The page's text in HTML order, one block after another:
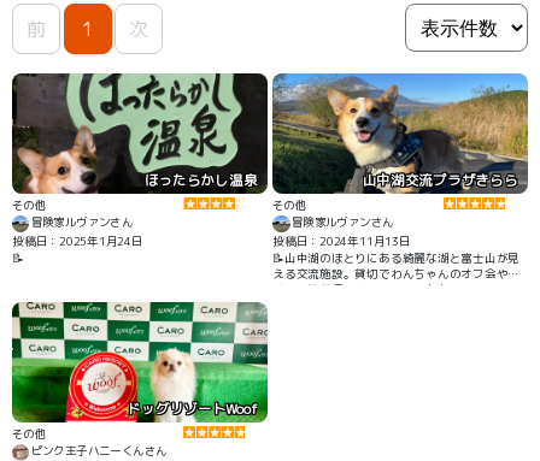
前 1 次
ほったらかし温泉
その他
冒険家ルヴァンさん
投稿日：2025年1月24日
📝
山中湖交流プラザきらら
その他
冒険家ルヴァンさん
投稿日：2024年11月13日
📝山中湖のほとりにある綺麗な湖と富士山が見
える交流施設。貸切でわんちゃんのオフ会やイ
ベント等が行われていることもある。
ドッグリゾートWoof
その他
ピンク王子ハニーくんさん